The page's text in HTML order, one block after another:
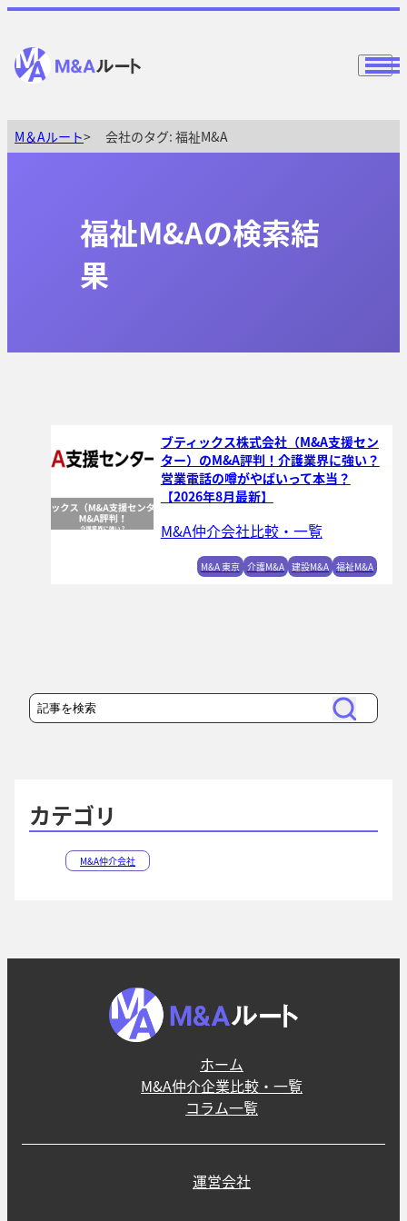
M＆Aルート 会社のタグ: 福祉M&A
福祉M&Aの検索結
果
ブティックス株式会社（M&A支援セン
ター）のM&A評判！介護業界に強い？
営業電話の噂がやばいって本当？
【2026年8月最新】
M&A仲介会社比較・一覧
M&A 東京 介護M&A 建設M&A 福祉M&A
検
索
検
索
カテゴリ
M&A仲介会社
ホーム
M&A仲介企業比較・一覧
コラム一覧
運営会社